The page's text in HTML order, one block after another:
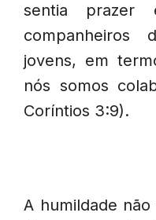
sentia prazer
jovens, em
nós somos
Coríntios 3:9).
A humildade